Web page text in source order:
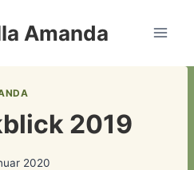
Amanda
2019
2020